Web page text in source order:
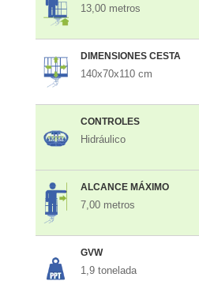
13,00 metros
DIMENSIONES CESTA
140x70x110 cm
CONTROLES
Hidráulico
ALCANCE MÁXIMO
7,00 metros
GVW
1,9 tonelada